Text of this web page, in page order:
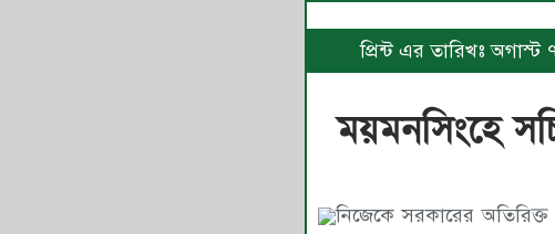
প্রিন্ট এর তারিখঃ
ময়মনসিংহে
নিজেকে সরকারের